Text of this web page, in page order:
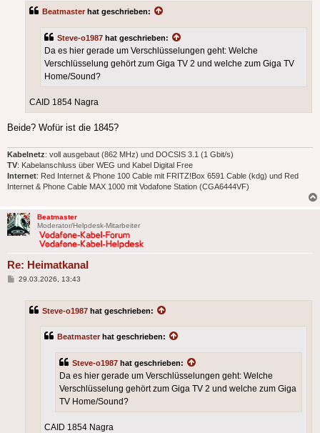
Beatmaster hat geschrieben:
Steve-o1987 hat geschrieben:
Da es hier gerade um Verschlüsselungen geht: Welche
Verschlüsselung gehört zum Giga TV 2 und welche zum Giga TV
Home/Sound?
CAID 1854 Nagra
Beide? Wofür ist die 1845?
Kabelnetz: voll ausgebaut (862 MHz) und DOCSIS 3.1 (1 Gbit/s)
TV: Kabelanschluss über WEG und Kabel Digital Free
Internet: Red Internet & Phone 100 Cable mit FRITZ!Box 6591 Cable (kdg) und Red
Internet & Phone Cable MAX 1000 mit Vodafone Station (CGA6444VF)
Beatmaster
Moderator/Helpdesk-Mitarbeiter
Re: Heimatkanal
Beitrag
29.03.2026, 13:43
Steve-o1987 hat geschrieben:
Beatmaster hat geschrieben:
Steve-o1987 hat geschrieben:
Da es hier gerade um Verschlüsselungen geht: Welche
Verschlüsselung gehört zum Giga TV 2 und welche zum Giga
TV Home/Sound?
CAID 1854 Nagra